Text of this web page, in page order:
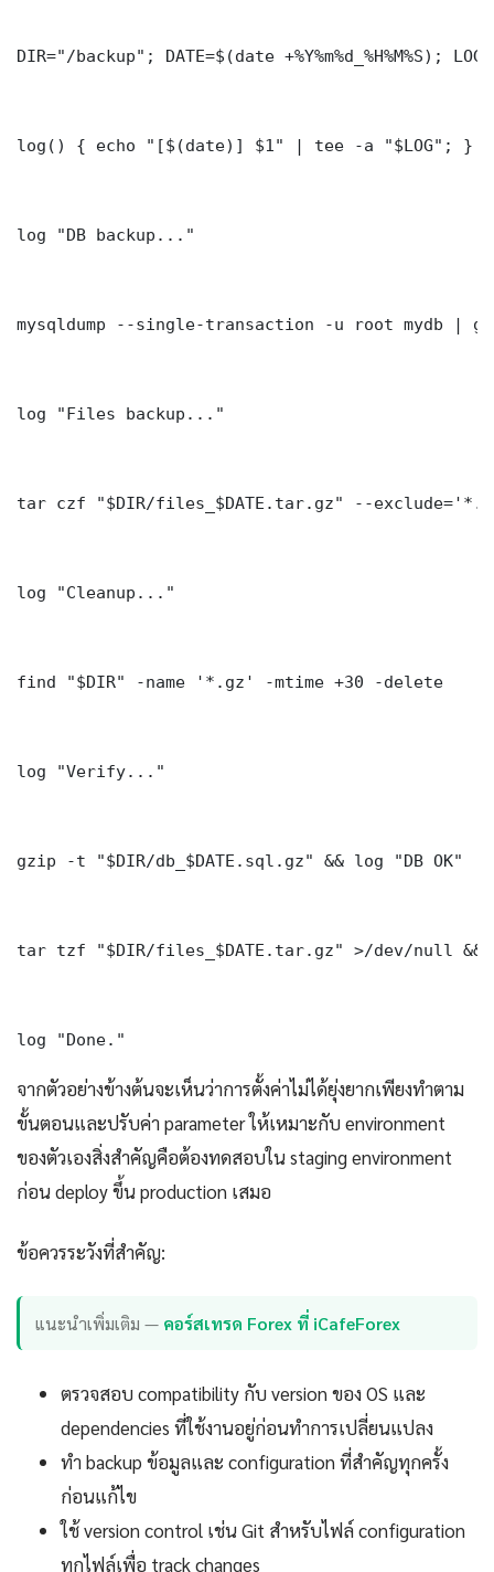
DIR="/backup"; DATE=$(date +%Y%m%d_%H%M%S);
log() { echo "[$(date)] $1" | tee -a "$LOG"; }
log "DB backup..."
mysqldump --single-transaction -u root mydb |
log "Files backup..."
tar czf "$DIR/files_$DATE.tar.gz" --
log "Cleanup..."
find "$DIR" -name '*.gz' -mtime +30 -delete
log "Verify..."
gzip -t "$DIR/db_$DATE.sql.gz" && log "DB OK"
tar tzf "$DIR/files_$DATE.tar.gz" >/dev/null &&
log "Done."
จากตัวอย่างข้างต้นจะเห็นว่าการตั้งค่าไม่ได้ยุ่งยากเพียงทำตาม
ขั้นตอนและปรับค่า parameter ให้เหมาะกับ environment
ของตัวเองสิ่งสำคัญคือต้องทดสอบใน staging environment
ก่อน deploy ขึ้น production เสมอ
ข้อควรระวังที่สำคัญ:
แนะนำเพิ่มเติม — คอร์สเทรด Forex ที่ iCafeForex
ตรวจสอบ compatibility กับ version ของ OS และ
dependencies ที่ใช้งานอยู่ก่อนทำการเปลี่ยนแปลง
ทำ backup ข้อมูลและ configuration ที่สำคัญทุกครั้ง
ก่อนแก้ไข
ใช้ version control เช่น Git สำหรับไฟล์ configuration
ทุกไฟล์เพื่อ track changes